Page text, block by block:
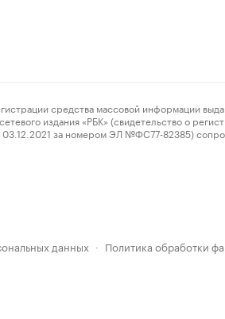
средства массовой информации
издания «РБК» (свидетельство о
03.12.2021 за номером ЭЛ №ФС77-82385)
данных · Политика обработки